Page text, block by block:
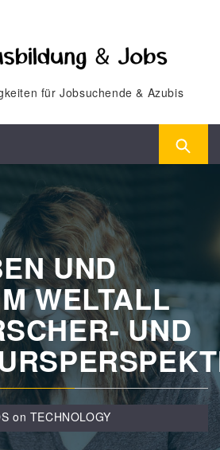
für Jobsuchende & Azubis
UND
WELTALL
UND
on TECHNOLOGY